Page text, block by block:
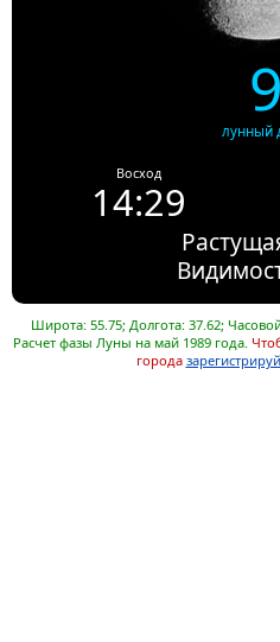
9
лунный
Восход
14:29
Широта: 55.75; Долгота: 37.62;
Расчет фазы Луны на май 1989 года.
города